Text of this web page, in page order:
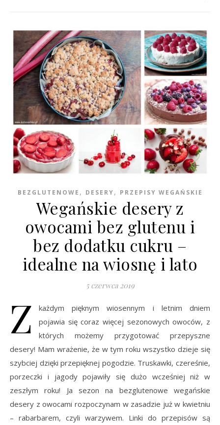
BEZGLUTENOWE , DESERY, PRZEPISY WEGAŃSKIE
Wegańskie desery z
owocami bez glutenu i
bez dodatku cukru –
idealne na wiosnę i lato
5 czerwca 2019
Z
każdym pięknym wiosennym i letnim dniem
pojawia się coraz więcej sezonowych owoców, z
których możemy przygotować przepyszne
desery! Mam wrażenie, że w tym roku wszystko dzieje się
szybciej dzięki przepięknej pogodzie. Truskawki, czereśnie,
porzeczki i jagody pojawiły się dużo wcześniej niż w
zeszłym roku! Ja sezon na bezglutenowe wegańskie
desery z owocami rozpoczynam w zasadzie już w kwietniu
– rabarbarem, czyli warzywem. Linki do przepisów są